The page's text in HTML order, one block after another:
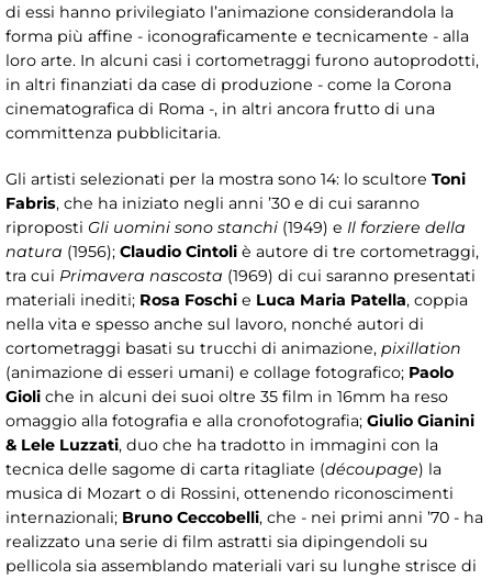
di essi hanno privilegiato l’animazione considerandola la
forma più affine - iconograficamente e tecnicamente - alla
loro arte. In alcuni casi i cortometraggi furono autoprodotti,
in altri finanziati da case di produzione - come la Corona
cinematografica di Roma -, in altri ancora frutto di una
committenza pubblicitaria.
Gli artisti selezionati per la mostra sono 14: lo scultore Toni
Fabris, che ha iniziato negli anni ’30 e di cui saranno
riproposti Gli uomini sono stanchi (1949) e Il forziere della
natura (1956); Claudio Cintoli è autore di tre cortometraggi,
tra cui Primavera nascosta (1969) di cui saranno presentati
materiali inediti; Rosa Foschi e Luca Maria Patella, coppia
nella vita e spesso anche sul lavoro, nonché autori di
cortometraggi basati su trucchi di animazione, pixillation
(animazione di esseri umani) e collage fotografico; Paolo
Gioli che in alcuni dei suoi oltre 35 film in 16mm ha reso
omaggio alla fotografia e alla cronofotografia; Giulio Gianini
& Lele Luzzati, duo che ha tradotto in immagini con la
tecnica delle sagome di carta ritagliate (découpage) la
musica di Mozart o di Rossini, ottenendo riconoscimenti
internazionali; Bruno Ceccobelli, che - nei primi anni ’70 - ha
realizzato una serie di film astratti sia dipingendoli su
pellicola sia assemblando materiali vari su lunghe strisce di